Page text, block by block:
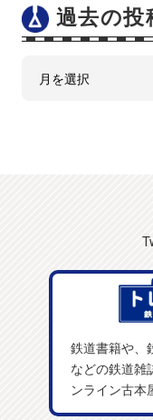
過去の投
鉄道書籍や、
などの鉄道雑
ンライン古本